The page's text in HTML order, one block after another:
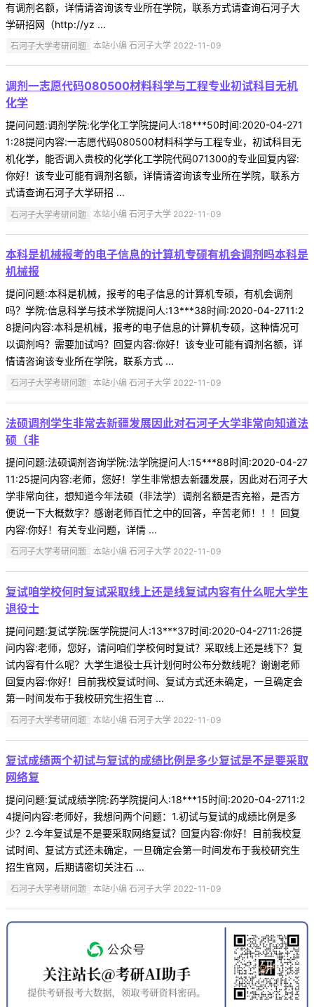
有调剂名额，详情请咨询该专业所在学院，联系方式请查询石河子大
学研招网（http://yz ...
石河子大学考研问题 本站小编 石河子大学 2022-11-09
调剂一志愿代码080500材料科学与工程专业初试科目无机
化学
提问问题:调剂学院:化学化工学院提问人:18***50时间:2020-04-271
1:28提问内容:一志愿代码080500材料科学与工程专业，初试科目无
机化学，能否调入贵校的化学化工学院代码071300的专业回复内容:
你好！该专业可能有调剂名额，详情请咨询该专业所在学院，联系方
式请查询石河子大学研招 ...
石河子大学考研问题 本站小编 石河子大学 2022-11-09
本科是机械报考的电子信息的计算机专硕有机会调剂吗本科是
机械报
提问问题:本科是机械，报考的电子信息的计算机专硕，有机会调剂
吗？学院:信息科学与技术学院提问人:13***38时间:2020-04-2711:2
8提问内容:本科是机械，报考的电子信息的计算机专硕，这种情况可
以调剂吗？需要加试吗？回复内容:你好！该专业可能有调剂名额，详
情请咨询该专业所在学院，联系方式 ...
石河子大学考研问题 本站小编 石河子大学 2022-11-09
法硕调剂学生非常去新疆发展因此对石河子大学非常向知道法
硕（非
提问问题:法硕调剂咨询学院:法学院提问人:15***88时间:2020-04-27
11:25提问内容:老师，您好！学生非常想去新疆发展，因此对石河子大
学非常向往，想知道今年法硕（非法学）调剂名额是否充裕，是否方
便说一下大概数字？感谢老师百忙之中的回答，辛苦老师！！！回复
内容:你好！有关专业问题，详情 ...
石河子大学考研问题 本站小编 石河子大学 2022-11-09
复试咱学校何时复试采取线上还是线复试内容有什么呢大学生
退役士
提问问题:复试学院:医学院提问人:13***37时间:2020-04-2711:26提
问内容:老师，您好，请问咱们学校何时复试？采取线上还是线下？复
试内容有什么呢？大学生退役士兵计划何时公布分数线呢？谢谢老师
回复内容:你好！目前我校复试时间、复试方式还未确定，一旦确定会
第一时间发布于我校研究生招生官 ...
石河子大学考研问题 本站小编 石河子大学 2022-11-09
复试成绩两个初试与复试的成绩比例是多少复试是不是要采取
网络复
提问问题:复试成绩学院:药学院提问人:18***15时间:2020-04-2711:2
4提问内容:老师好，我想问两个问题：1.初试与复试的成绩比例是多
少？2.今年复试是不是要采取网络复试？回复内容:你好！目前我校复
试时间、复试方式还未确定，一旦确定会第一时间发布于我校研究生
招生官网，后期请密切关注石 ...
石河子大学考研问题 本站小编 石河子大学 2022-11-09